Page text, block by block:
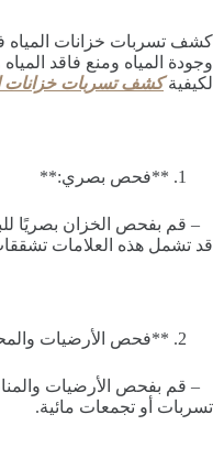
كشف تسربات خزانات المياه
وجودة المياه ومنع فاقد
لكيفيةكشف تسربات خزانات
**فحص بصري:**
– قم بفحص الخزان بصريًا
قد تشمل هذه العلامات
**فحص الأرضيات
– قم بفحص الأرضيات
تسربات أو تجمعات مائية.